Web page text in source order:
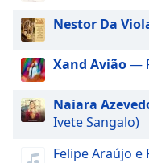
Beginning
dialog
window.
Escape
cancel
Nestor Da
Xand Avião—
Naiara
Ivete Sangalo)
Felipe Araújo